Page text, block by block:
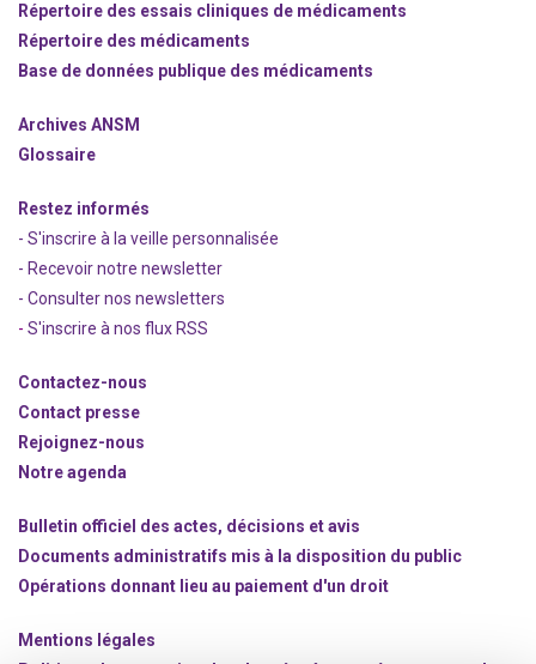
Répertoire des essais cliniques de médicaments
Répertoire des médicaments
Base de données publique des médicaments
Archives ANSM
Glossaire
Restez informés
- S'inscrire à la veille personnalisée
- Recevoir notre newsletter
- Consulter nos newsletters
- S'inscrire à nos flux RSS
Contactez-nous
Contact presse
Rejoignez-nous
Notre agenda
Bulletin officiel des actes, décisions et avis
Documents administratifs mis à la disposition du public
Opérations donnant lieu au paiement d'un droit
Mentions légales